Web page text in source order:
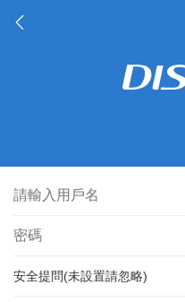
安全提問(未設置請忽略)